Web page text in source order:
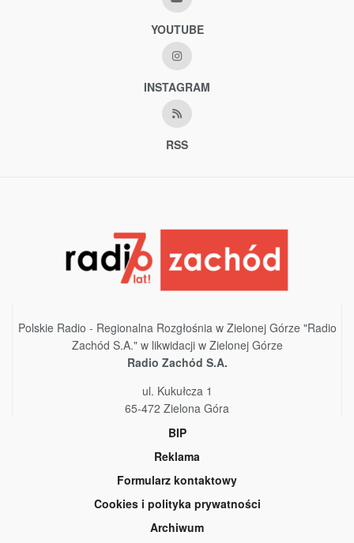
YOUTUBE
INSTAGRAM
RSS
Polskie Radio - Regionalna Rozgłośnia w Zielonej Górze "Radio
Zachód S.A." w likwidacji w Zielonej Górze
Radio Zachód S.A.
ul. Kukułcza 1
65-472 Zielona Góra
BIP
Reklama
Formularz kontaktowy
Cookies i polityka prywatności
Archiwum